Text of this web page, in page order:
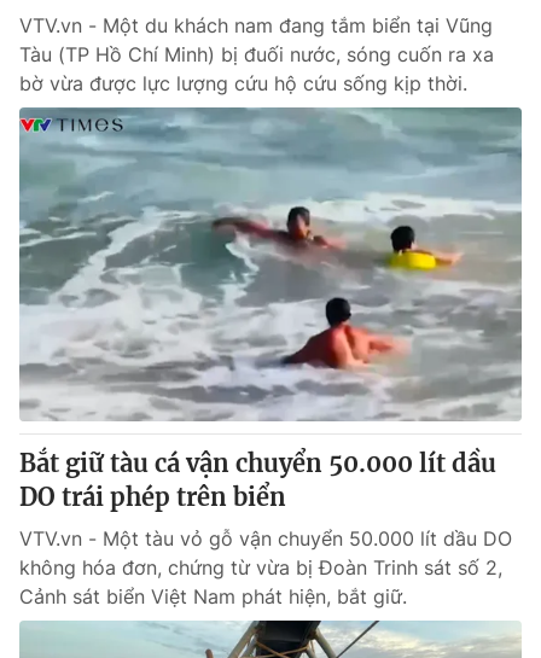
VTV.vn - Một du khách nam đang tắm biển tại Vũng
Tàu (TP Hồ Chí Minh) bị đuối nước, sóng cuốn ra xa
bờ vừa được lực lượng cứu hộ cứu sống kịp thời.
Bắt giữ tàu cá vận chuyển 50.000 lít dầu
DO trái phép trên biển
VTV.vn - Một tàu vỏ gỗ vận chuyển 50.000 lít dầu DO
không hóa đơn, chứng từ vừa bị Đoàn Trinh sát số 2,
Cảnh sát biển Việt Nam phát hiện, bắt giữ.